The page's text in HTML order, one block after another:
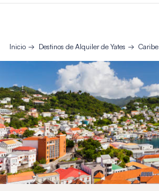
Inicio Destinos de Alquiler de Yates Caribe